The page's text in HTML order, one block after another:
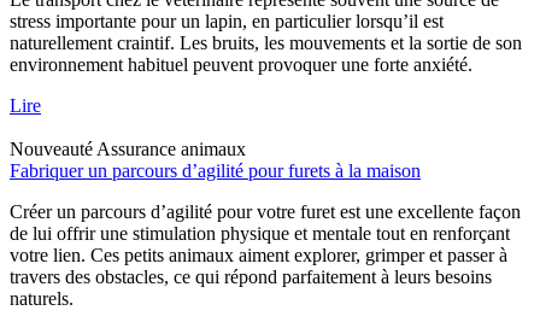
stress importante pour un lapin, en particulier lorsqu’il est
naturellement craintif. Les bruits, les mouvements et la sortie de son
environnement habituel peuvent provoquer une forte anxiété.
Lire
Nouveauté Assurance animaux
Fabriquer un parcours d’agilité pour furets à la maison
Créer un parcours d’agilité pour votre furet est une excellente façon
de lui offrir une stimulation physique et mentale tout en renforçant
votre lien. Ces petits animaux aiment explorer, grimper et passer à
travers des obstacles, ce qui répond parfaitement à leurs besoins
naturels.